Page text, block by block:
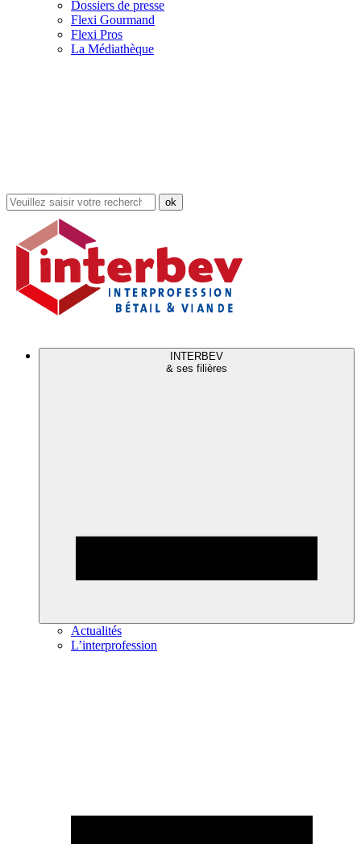
Dossiers de presse
Flexi Gourmand
Flexi Pros
La Médiathèque
Rechercher
dans
site
INTERBEV
& ses filières
Actualités
L’interprofession